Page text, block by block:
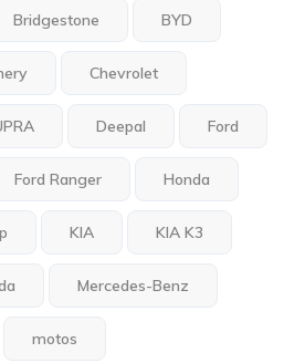
Bridgestone BYD
Chevrolet
Deepal Ford
Ford Ranger Honda
KIA KIA K3
Mercedes-Benz
motos